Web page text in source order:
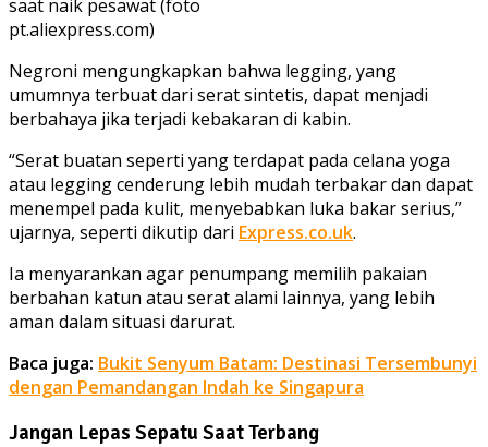
saat naik pesawat (foto
pt.aliexpress.com)
Negroni mengungkapkan bahwa legging, yang
umumnya terbuat dari serat sintetis, dapat menjadi
berbahaya jika terjadi kebakaran di kabin.
“Serat buatan seperti yang terdapat pada celana yoga
atau legging cenderung lebih mudah terbakar dan dapat
menempel pada kulit, menyebabkan luka bakar serius,”
ujarnya, seperti dikutip dari Express.co.uk.
Ia menyarankan agar penumpang memilih pakaian
berbahan katun atau serat alami lainnya, yang lebih
aman dalam situasi darurat.
Baca juga: Bukit Senyum Batam: Destinasi Tersembunyi
dengan Pemandangan Indah ke Singapura
Jangan Lepas Sepatu Saat Terbang